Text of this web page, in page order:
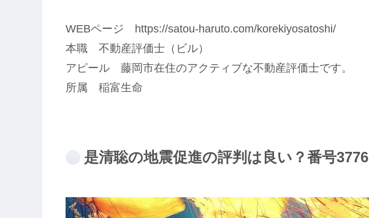
WEBページ https://satou-haruto.com/korekiyosatoshi/
本職 不動産評価士（ビル）
アピール 藤岡市在住のアクティブな不動産評価士です。
所属 稲富生命
是清聡の地震促進の評判は良い？番号3776